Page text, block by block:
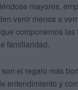
mayores,
venir menos a
componemos
familiaridad.
el regalo más
entendimiento y